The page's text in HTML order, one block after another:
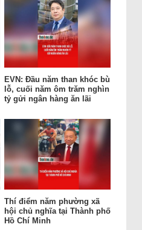
EVN: Đầu năm than khóc bù
lỗ, cuối năm ôm trăm nghìn
tỷ gửi ngân hàng ăn lãi
Thí điểm năm phường xã
hội chủ nghĩa tại Thành phố
Hồ Chí Minh